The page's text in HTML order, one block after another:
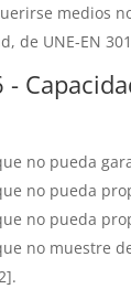
medios
de UNE-EN
-
no pueda
no pueda
no pueda
no muestre